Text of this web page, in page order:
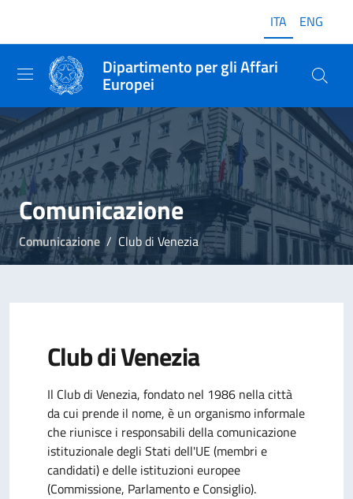
ITA ENG
Dipartimento per gli Affari
Europei
Comunicazione
Comunicazione Club di Venezia
Club di Venezia
Il Club di Venezia, fondato nel 1986 nella città
da cui prende il nome, è un organismo informale
che riunisce i responsabili della comunicazione
istituzionale degli Stati dell'UE (membri e
candidati) e delle istituzioni europee
(Commissione, Parlamento e Consiglio).